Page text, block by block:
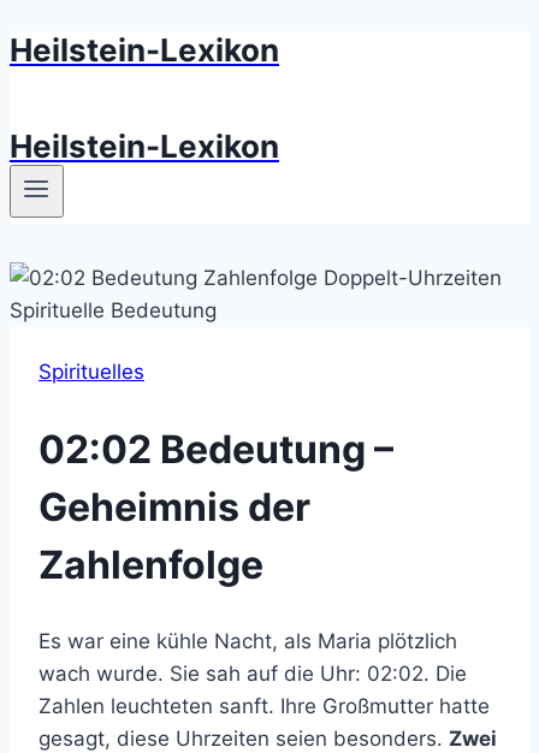
Zum
Heilstein-Lexikon
Heilstein-Lexikon
Spirituelles
02:02 Bedeutung –
Geheimnis der
Zahlenfolge
Es war eine kühle Nacht, als Maria plötzlich
wach wurde. Sie sah auf die Uhr: 02:02. Die
Zahlen leuchteten sanft. Ihre Großmutter hatte
gesagt, diese Uhrzeiten seien besonders. Zwei